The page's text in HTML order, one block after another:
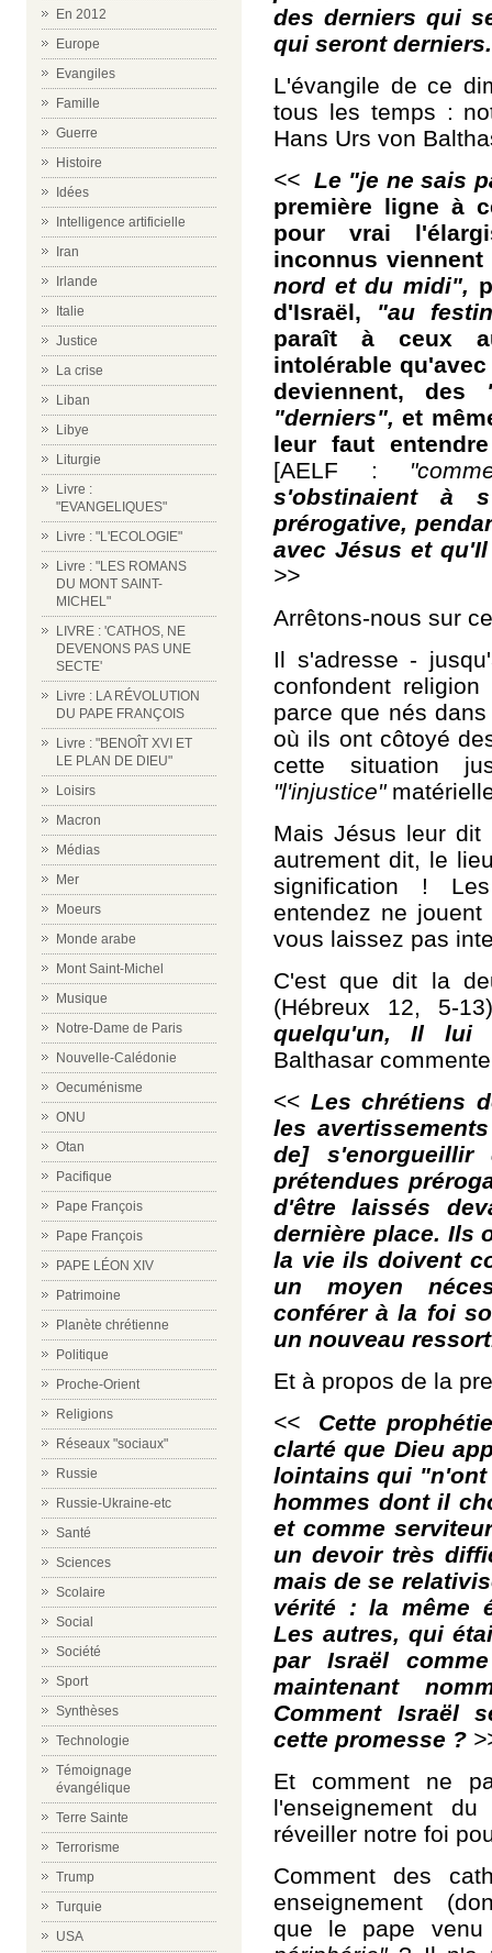
En 2012
Europe
Evangiles
Famille
Guerre
Histoire
Idées
Intelligence artificielle
Iran
Irlande
Italie
Justice
La crise
Liban
Libye
Liturgie
Livre :
"EVANGELIQUES"
Livre : "L'ECOLOGIE"
Livre : "LES ROMANS
DU MONT SAINT-
MICHEL"
LIVRE : 'CATHOS, NE
DEVENONS PAS UNE
SECTE'
Livre : LA RÉVOLUTION
DU PAPE FRANÇOIS
Livre : "BENOÎT XVI ET
LE PLAN DE DIEU"
Loisirs
Macron
Médias
Mer
Moeurs
Monde arabe
Mont Saint-Michel
Musique
Notre-Dame de Paris
Nouvelle-Calédonie
Oecuménisme
ONU
Otan
Pacifique
Pape François
Pape François
PAPE LÉON XIV
Patrimoine
Planète chrétienne
Politique
Proche-Orient
Religions
Réseaux "sociaux"
Russie
Russie-Ukraine-etc
Santé
Sciences
Scolaire
Social
Société
Sport
Synthèses
Technologie
Témoignage
évangélique
Terre Sainte
Terrorisme
Trump
Turquie
USA
des derniers qui
qui seront derniers.
L'évangile de ce
tous les temps :
Hans Urs von
<< Le "je ne sais
première ligne à
pour vrai
inconnus viennent
nord et du midi",
d'Israël, "au
paraît à ceux
intolérable qu'avec
deviennent, des
"derniers", et
leur faut
[AELF :
s'obstinaient à
prérogative,
avec Jésus et
>>
Arrêtons-nous sur ce
Il s'adresse -
confondent
parce que nés
où ils ont côtoyé
cette situation
"l'injustice"
Mais Jésus leur dit
autrement dit, le
signification !
entendez ne
vous laissez pas
C'est que dit la
(Hébreux 12, 5-
quelqu'un, Il lui
Balthasar
<< Les chrétiens
les
de]s'enorgueillir
prétendues
d'être laissés
dernière place. Ils
la vie ils doivent
un moyen
conférer à la foi
un nouveau
Et à propos de la
<< Cette
clarté que Dieu
lointains qui "n'ont
hommes dont il
et comme
un devoir très
mais de se
vérité : la même
Les autres, qui
par Israël
maintenant
Comment Israël
cette promesse ?
Et comment ne
l'enseignement
réveiller notre foi
Comment des
enseignement
que le pape